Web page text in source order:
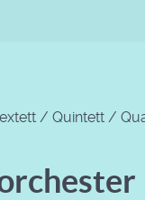
/ Quintett /